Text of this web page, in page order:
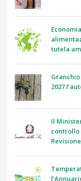
tutela
2027
Il
controllo